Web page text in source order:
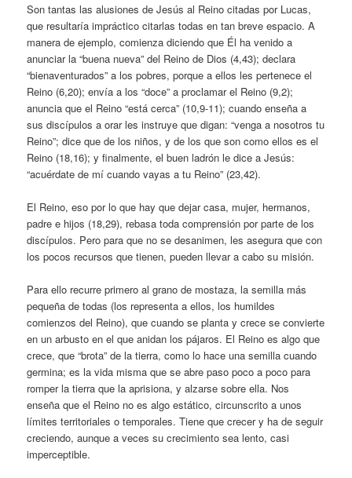
Son tantas las alusiones de Jesús al Reino citadas por Lucas,
que resultaría impráctico citarlas todas en tan breve espacio. A
manera de ejemplo, comienza diciendo que Él ha venido a
anunciar la “buena nueva” del Reino de Dios (4,43); declara
“bienaventurados” a los pobres, porque a ellos les pertenece el
Reino (6,20); envía a los “doce” a proclamar el Reino (9,2);
anuncia que el Reino “está cerca” (10,9-11); cuando enseña a
sus discípulos a orar les instruye que digan: “venga a nosotros tu
Reino”; dice que de los niños, y de los que son como ellos es el
Reino (18,16); y finalmente, el buen ladrón le dice a Jesús:
“acuérdate de mí cuando vayas a tu Reino” (23,42).
El Reino, eso por lo que hay que dejar casa, mujer, hermanos,
padre e hijos (18,29), rebasa toda comprensión por parte de los
discípulos. Pero para que no se desanimen, les asegura que con
los pocos recursos que tienen, pueden llevar a cabo su misión.
Para ello recurre primero al grano de mostaza, la semilla más
pequeña de todas (los representa a ellos, los humildes
comienzos del Reino), que cuando se planta y crece se convierte
en un arbusto en el que anidan los pájaros. El Reino es algo que
crece, que “brota” de la tierra, como lo hace una semilla cuando
germina; es la vida misma que se abre paso poco a poco para
romper la tierra que la aprisiona, y alzarse sobre ella. Nos
enseña que el Reino no es algo estático, circunscrito a unos
límites territoriales o temporales. Tiene que crecer y ha de seguir
creciendo, aunque a veces su crecimiento sea lento, casi
imperceptible.